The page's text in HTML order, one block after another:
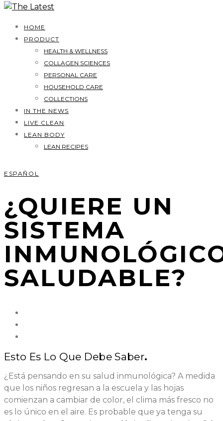
HOME
PRODUCT
HEALTH & WELLNESS
COLLAGEN SCIENCES
PERSONAL CARE
HOUSEHOLD CARE
COLLECTIONS
IN THE NEWS
LIVE CLEAN
LEAN BODY
LEAN RECIPES
ESPAÑOL
¿QUIERE UN
SISTEMA
SALUDABLE?
Esto Es Lo Que Debe Saber.
¿Está pensando en su salud inmunológica? A medida
que los niños regresan a la escuela y las hojas
comienzan a cambiar de color, el clima más fresco no
es lo único en el aire. Es probable que ya tenga su